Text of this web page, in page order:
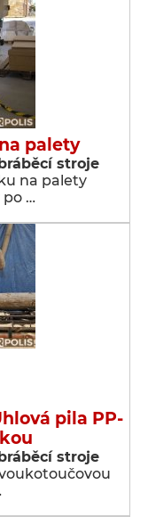
palety
stroje
na palety
po …
pila PP-
stroje